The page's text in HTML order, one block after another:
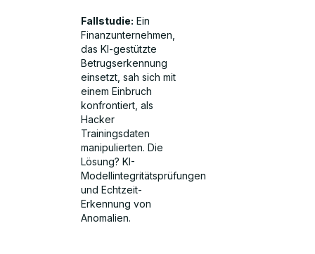
Fallstudie: Ein
Finanzunternehmen,
das KI-gestützte
Betrugserkennung
einsetzt, sah sich mit
einem Einbruch
konfrontiert, als
Hacker
Trainingsdaten
manipulierten. Die
Lösung? KI-
Modellintegritätsprüfungen
und Echtzeit-
Erkennung von
Anomalien.